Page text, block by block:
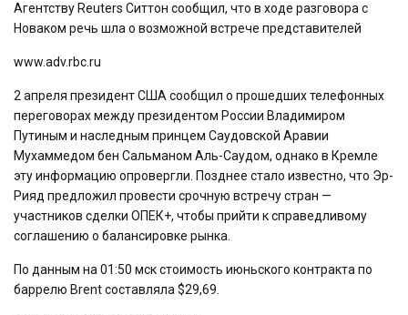
Агентству Reuters Ситтон сообщил, что в ходе разговора с
Новаком речь шла о возможной встрече представителей
www.adv.rbc.ru
2 апреля президент США сообщил о прошедших телефонных
переговорах между президентом России Владимиром
Путиным и наследным принцем Саудовской Аравии
Мухаммедом бен Сальманом Аль-Саудом, однако в Кремле
эту информацию опровергли. Позднее стало известно, что Эр-
Рияд предложил провести срочную встречу стран —
участников сделки ОПЕК+, чтобы прийти к справедливому
соглашению о балансировке рынка.
По данным на 01:50 мск стоимость июньского контракта по
баррелю Brent составляла $29,69.